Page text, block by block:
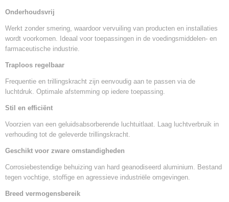
Onderhoudsvrij
Werkt zonder smering, waardoor vervuiling van producten en installaties
wordt voorkomen. Ideaal voor toepassingen in de voedingsmiddelen- en
farmaceutische industrie.
Traploos regelbaar
Frequentie en trillingskracht zijn eenvoudig aan te passen via de
luchtdruk. Optimale afstemming op iedere toepassing.
Stil en efficiënt
Voorzien van een geluidsabsorberende luchtuitlaat. Laag luchtverbruik in
verhouding tot de geleverde trillingskracht.
Geschikt voor zware omstandigheden
Corrosiebestendige behuizing van hard geanodiseerd aluminium. Bestand
tegen vochtige, stoffige en agressieve industriële omgevingen.
Breed vermogensbereik